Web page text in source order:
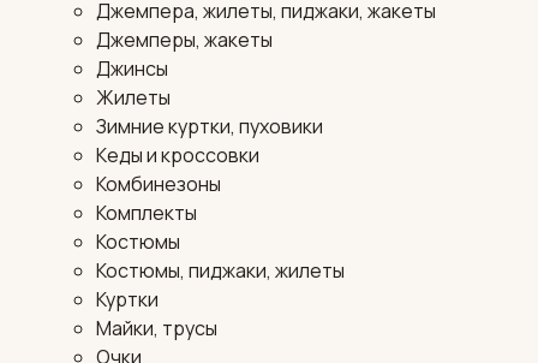
Джемпера, жилеты, пиджаки, жакеты
Джемперы, жакеты
Джинсы
Жилеты
Зимние куртки, пуховики
Кеды и кроссовки
Комбинезоны
Комплекты
Костюмы
Костюмы, пиджаки, жилеты
Куртки
Майки, трусы
Очки